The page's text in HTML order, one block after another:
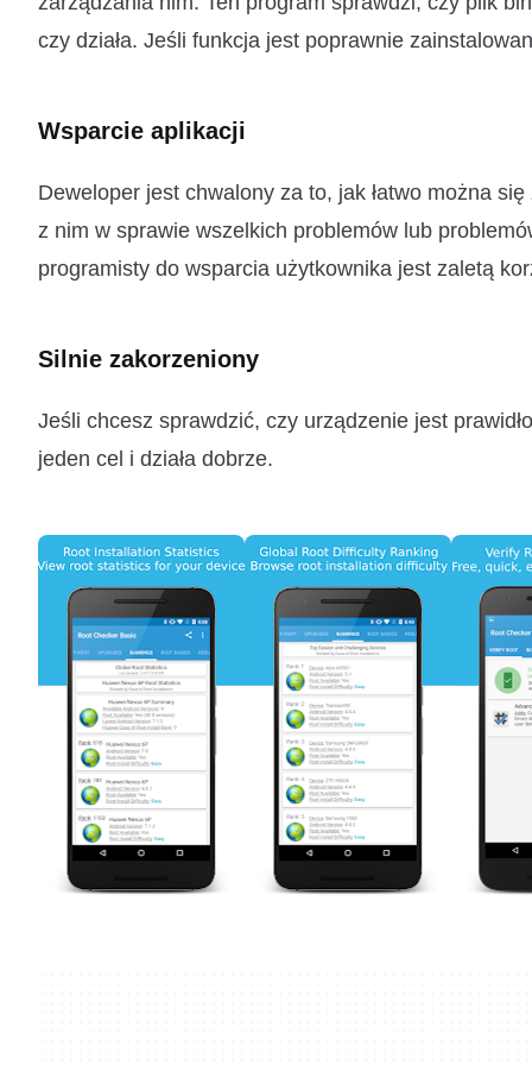
czy działa. Jeśli funkcja jest poprawnie
Wsparcie aplikacji
Deweloper jest chwalony za to, jak łatwo można
z nim w sprawie wszelkich problemów lub
programisty do wsparcia użytkownika jest zaletą
Silnie zakorzeniony
Jeśli chcesz sprawdzić, czy urządzenie jest
jeden cel i działa dobrze.